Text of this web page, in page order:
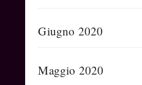
Giugno 2020
Maggio 2020